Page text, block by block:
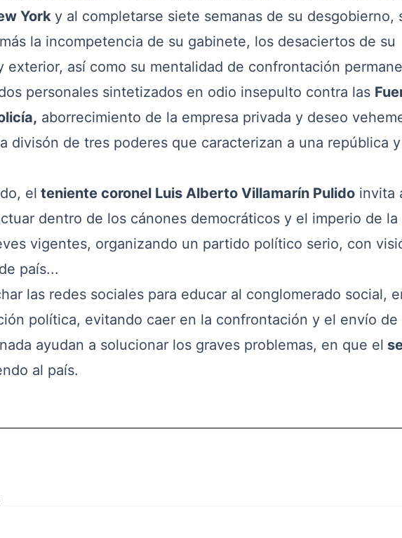
York y al completarse siete semanas de su desgobierno,
la incompetencia de su gabinete, los desaciertos de su
exterior, así como su mentalidad de confrontación
personales sintetizados en odio insepulto contra las
aborrecimiento de la empresa privada y deseo
divisón de tres poderes que caracterizan a una república
el teniente coronel Luis Alberto Villamarín Pulidoinvita
dentro de los cánones democráticos y el imperio de la
vigentes, organizando un partido político serio, con
país...
las redes sociales para educar al conglomerado social,
política, evitando caer en la confrontación y el envío de
ayudan a solucionar los graves problemas, en que el
al país.